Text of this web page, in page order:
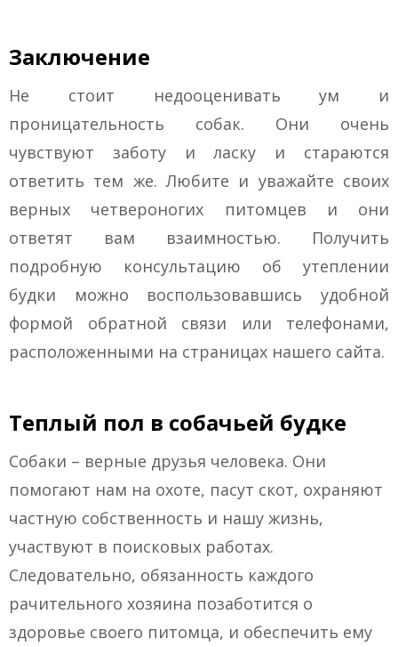
Заключение
Не стоит недооценивать ум и
проницательность собак. Они очень
чувствуют заботу и ласку и стараются
ответить тем же. Любите и уважайте своих
верных четвероногих питомцев и они
ответят вам взаимностью. Получить
подробную консультацию об утеплении
будки можно воспользовавшись удобной
формой обратной связи или телефонами,
расположенными на страницах нашего сайта.
Теплый пол в собачьей будке
Собаки – верные друзья человека. Они
помогают нам на охоте, пасут скот, охраняют
частную собственность и нашу жизнь,
участвуют в поисковых работах.
Следовательно, обязанность каждого
рачительного хозяина позаботится о
здоровье своего питомца, и обеспечить ему